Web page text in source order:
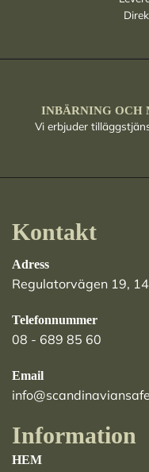
INBÄRNING OCH
Vi erbjuder
Kontakt
Adress
Regulatorvägen 19,
Telefonnummer
08 - 689 85 60
Email
Information
HEM